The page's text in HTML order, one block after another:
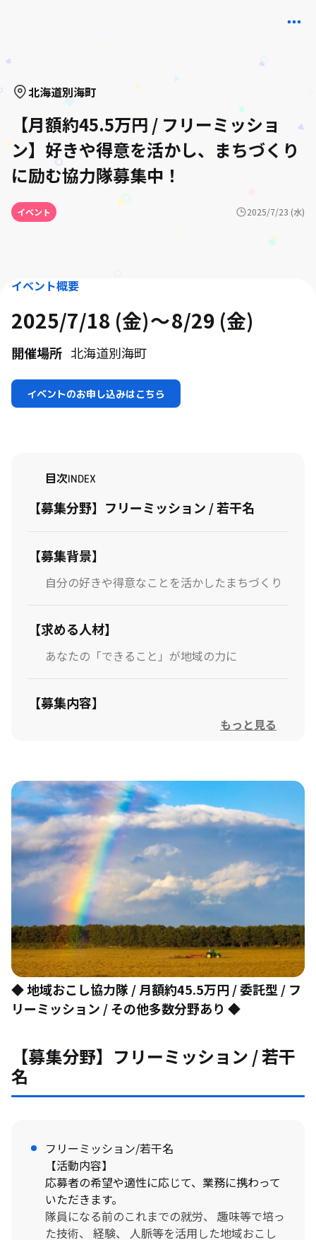
北海道別海町
【月額約45.5万円 / フリーミッショ
ン】好きや得意を活かし、まちづくり
に励む協力隊募集中！
イベント 2025/7/23 (水)
イベント概要
2025/7/18 (金) 8/29 (金)
開催場所 北海道別海町
イベントのお申し込みはこちら
目次INDEX
【募集分野】フリーミッション / 若干名
【募集背景】
自分の好きや得意なことを活かしたまちづくり
【求める人材】
あなたの「できること」が地域の力に
【募集内容】
【応募方法等】
もっと見る
◆ 地域おこし協力隊 / 月額約45.5万円 / 委託型 / フ
リーミッション / その他多数分野あり ◆
【募集分野】フリーミッション / 若干
名
フリーミッション/若干名
【活動内容】
応募者の希望や適性に応じて、業務に携わって
いただきます。
隊員になる前のこれまでの就労、 趣味等で培っ
た技術、 経験、 人脈等を活用した地域おこし